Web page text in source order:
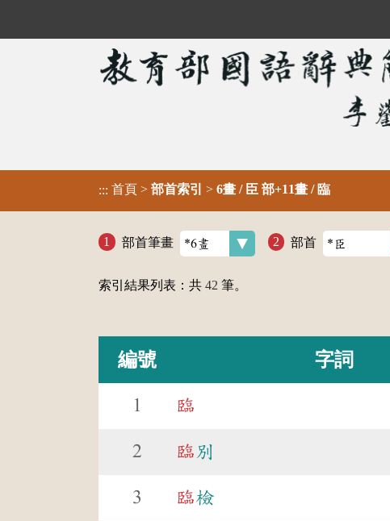
::: 首頁 > 部首索引 > 6畫 / 臣 部+11畫 / 臨
部首筆畫 部首
索引結果列表：共 42 筆。
編號 字詞
1 臨
2 臨 別
3 臨檢